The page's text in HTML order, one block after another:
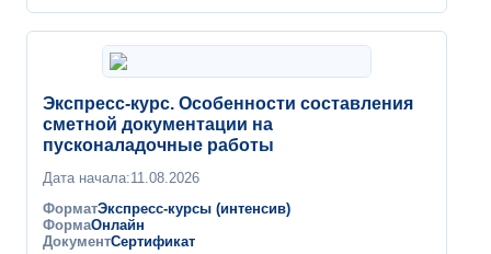
Экспресс-курс. Особенности составления
сметной документации на
пусконаладочные работы
Дата начала:11.08.2026
ФорматЭкспресс-курсы (интенсив)
ФормаОнлайн
ДокументСертификат